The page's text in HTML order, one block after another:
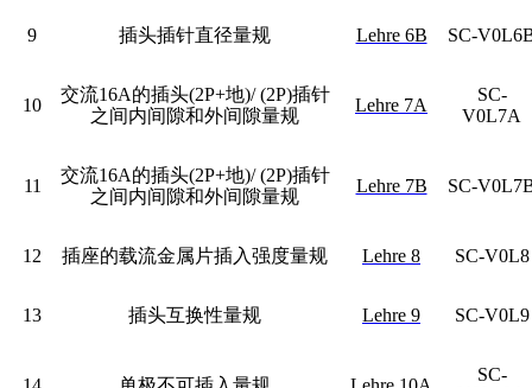
9 插头插针直径量规 Lehre 6B SC-
10
交流16A的插头(2P+地)/ (2P)插针
之间内间隙和外间隙量规
Lehre 7A
SC-
V0L7A
11
交流16A的插头(2P+地)/ (2P)插针
之间内间隙和外间隙量规
Lehre 7B SC-
12 插座的载流金属片插入强度量规 Lehre 8 SC-V0L8
13 插头互换性量规 Lehre 9 SC-V0L9
SC-